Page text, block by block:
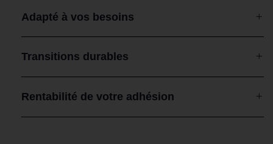
Adapté à vos besoins
Transitions durables
Rentabilité de votre adhésion